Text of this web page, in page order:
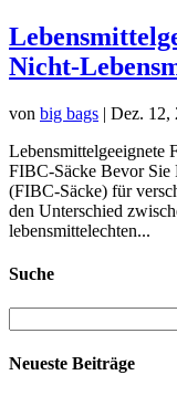
Nicht-
von big bags | Dez. 12,
Lebensmittelgeeignete
FIBC-Säcke Bevor Sie
(FIBC-Säcke) für
den Unterschied
lebensmittelechten...
Suche
nach:
Neueste Beiträge